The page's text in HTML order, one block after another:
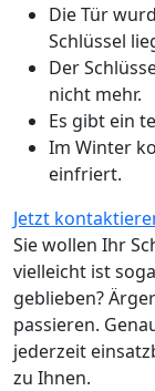
Die Tür
Schlüssel
Der
nicht mehr.
Es gibt ein
Im Winter
einfriert.
Jetzt
Sie wollen Ihr
vielleicht ist
geblieben?
passieren.
jederzeit
zu Ihnen.